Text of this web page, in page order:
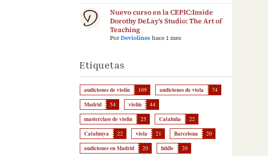
Nuevo curso en la CEPIC:Inside
Dorothy DeLay’s Studio: The Art of
Teaching
PorDeviolines hace 1 mes
Etiquetas
audiciones de violín 109 audiciones de viola 74
Madrid 54 violín 44
masterclass de violín 25 Cataluña 22
Catalunya 22 viola 21 Barcelona 20
audiciones en Madrid 20 fiddle 20